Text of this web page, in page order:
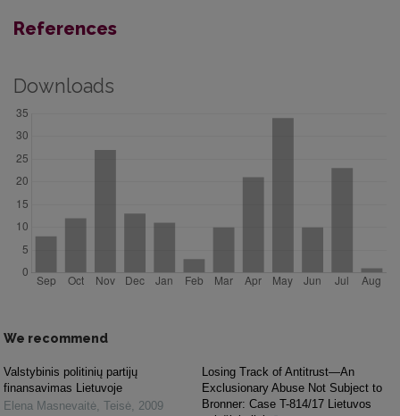
References
Downloads
We recommend
Valstybinis politinių partijų
finansavimas Lietuvoje
Elena Masnevaitė, Teisė, 2009
Losing Track of Antitrust—An
Exclusionary Abuse Not Subject to
Bronner: Case T-814/17 Lietuvos